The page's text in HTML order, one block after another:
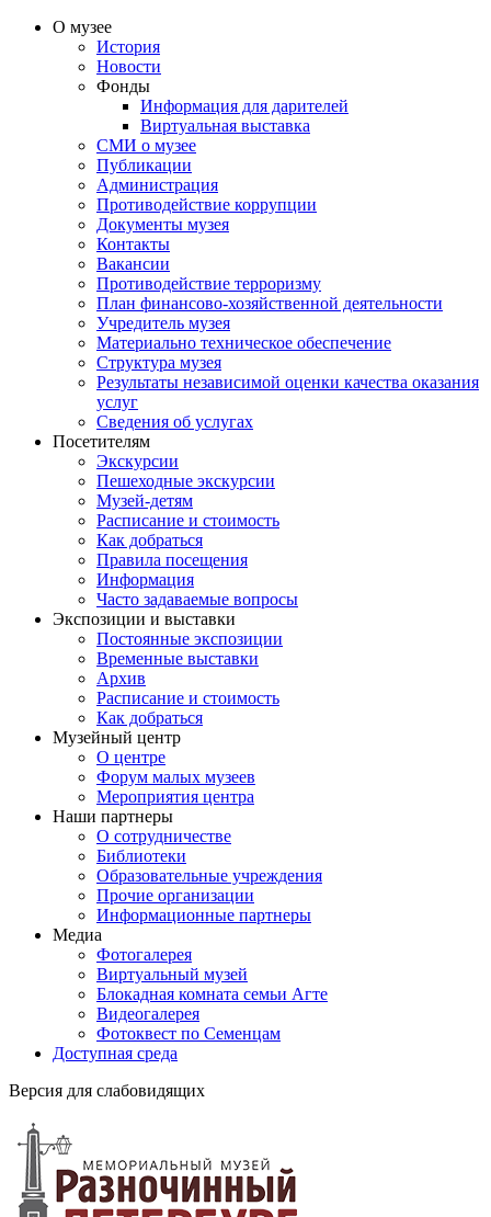
О музее
История
Новости
Фонды
Информация для дарителей
Виртуальная выставка
СМИ о музее
Публикации
Администрация
Противодействие коррупции
Документы музея
Контакты
Вакансии
Противодействие терроризму
План финансово-хозяйственной деятельности
Учредитель музея
Материально техническое обеспечение
Структура музея
Результаты независимой оценки качества оказания
услуг
Сведения об услугах
Посетителям
Экскурсии
Пешеходные экскурсии
Музей-детям
Расписание и стоимость
Как добраться
Правила посещения
Информация
Часто задаваемые вопросы
Экспозиции и выставки
Постоянные экспозиции
Временные выставки
Архив
Расписание и стоимость
Как добраться
Музейный центр
О центре
Форум малых музеев
Мероприятия центра
Наши партнеры
О сотрудничестве
Библиотеки
Образовательные учреждения
Прочие организации
Информационные партнеры
Медиа
Фотогалерея
Виртуальный музей
Блокадная комната семьи Агте
Видеогалерея
Фотоквест по Семенцам
Доступная среда
Версия для слабовидящих